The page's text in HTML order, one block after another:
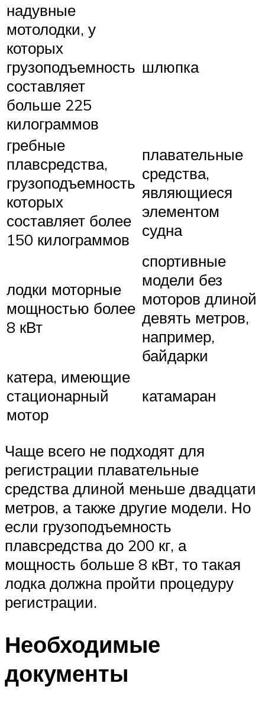
надувные
мотолодки, у
которых
грузоподъемность
составляет
больше 225
килограммов
шлюпка
гребные
плавсредства,
грузоподъемность
которых
составляет более
150 килограммов
плавательные
средства,
являющиеся
элементом
судна
лодки моторные
мощностью более
8 кВт
спортивные
модели без
моторов длиной
девять метров,
например,
байдарки
катера, имеющие
стационарный
мотор
катамаран
Чаще всего не подходят для
регистрации плавательные
средства длиной меньше двадцати
метров, а также другие модели. Но
если грузоподъемность
плавсредства до 200 кг, а
мощность больше 8 кВт, то такая
лодка должна пройти процедуру
регистрации.
Необходимые
документы